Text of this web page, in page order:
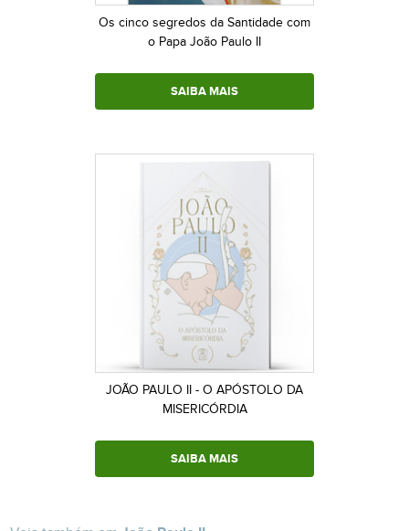
Os cinco segredos da Santidade com
o Papa João Paulo II
SAIBA MAIS
JOÃO PAULO II - O APÓSTOLO DA
MISERICÓRDIA
SAIBA MAIS